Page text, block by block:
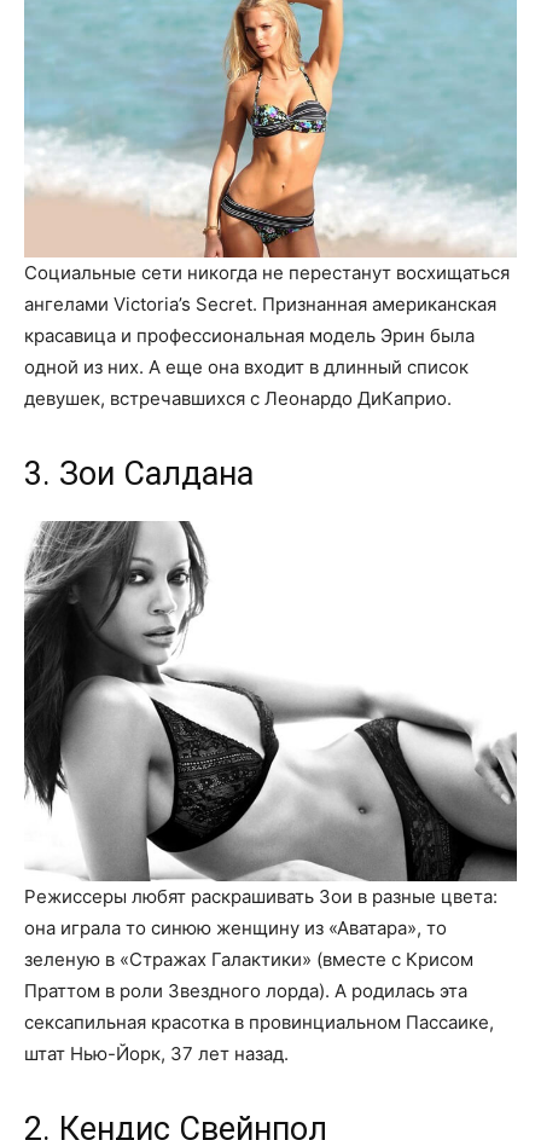
Социальные сети никогда не перестанут восхищаться
ангелами Victoria’s Secret. Признанная американская
красавица и профессиональная модель Эрин была
одной из них. А еще она входит в длинный список
девушек, встречавшихся с Леонардо ДиКаприо.
3. Зои Салдана
Режиссеры любят раскрашивать Зои в разные цвета:
она играла то синюю женщину из «Аватара», то
зеленую в «Стражах Галактики» (вместе с Крисом
Праттом в роли Звездного лорда). А родилась эта
сексапильная красотка в провинциальном Пассаике,
штат Нью-Йорк, 37 лет назад.
2. Кендис Свейнпол